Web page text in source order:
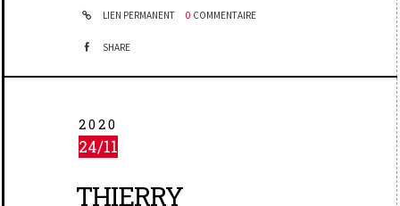
LIEN PERMANENT 0 COMMENTAIRE
SHARE
2020
24/11
THIERRY